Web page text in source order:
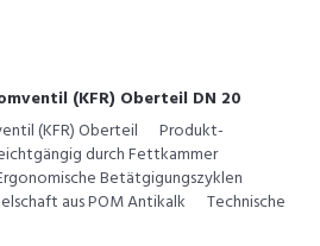
(KFR) Oberteil DN 20
(KFR) Oberteil Produkt-
durch Fettkammer
Betätgigungszyklen
aus POM Antikalk Technische